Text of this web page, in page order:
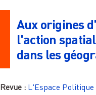
Aux origines
l'action
dans les
Revue : L'Espace Politique